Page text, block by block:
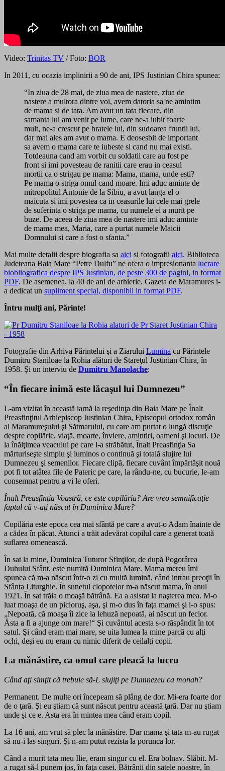
Video: Trinitas TV / Foto: BOR
In 2011, cu ocazia implinirii a 90 de ani, IPS Justinian Chira spunea:
“In ziua de 28 mai, de ziua mea de nastere, ziua de
nastere a multora dintre voi, avem datoria sa ne amintim
de mama si de tata. Am avut un tata fiecare, din
samanta lui am venit pe lume, care ne-a iubit foarte
mult, ne-a crescut pe bratele lui, din sudoarea fruntii lui,
dar mai ales am avut o mama. E deosesbit de important
sa avem o mama care te iubeste si cand nu mai existi.
Totdeauna cand am vorbit cu soldatii care au fost pe
front si imi povesteau de ranitii care erau in ceasul
mortii ca o strigau pe mama: Mama, mama, unde esti?
Pe mama o striga omul cand moare. Imi aduc aminte de
mitropolitul Antonie de la Sibiu, a avut langa el o
maicuta si imi povestea ca in ceasurile lui cele mai grele
de suferinta o striga pe mama, cu numele ei a murit pe
buze. De aceea de ziua mea de nastere imi aduc aminte
de mama mea, Maria, care a purtat numele Maicii
Domnului si care a fost o sfanta.”
Mai multe detalii despre biografia sa aici si fotografii aici. Biblioteca
Judeteana Baia Mare “Petre Dulfu” ne ofera o impresionanta lucrare
biobliografica despre IPS Justinian, de peste 300 de pagini, in format
PDF. De asemenea, la 40 de ani de arhierie, Gazeta de Maramures i-
a dedicat un supliment special, disponibil in format PDF.
Întru mulţi ani, Părinte!
Fotografie din Arhiva Părintelui şi a Ziarului Lumina cu Părintele
Dumitru Staniloae la Rohia alături de Stareţul Justinian Chira, în
1958. Şi un interviu de Dumitru Manolache:
“În fiecare inimă este lăcaşul lui Dumnezeu”
L-am vizitat în această iarnă la reşedinţa din Baia Mare pe Înalt
Preasfinţitul Arhiepiscop Justinian Chira, Episcopul ortodox român
al Maramureşului şi Sătmarului, cu care am purtat o lungă discuţie
despre copilărie, viaţă, moarte, înviere, amintiri, oameni şi locuri. De
la înălţimea veacului pe care l-a străbătut, Înalt Preasfinţia Sa
mărturiseşte simplu şi luminos o continuă şi totală slujire lui
Dumnezeu şi semenilor. Fiecare clipă, fiecare cuvânt împărtăşit nouă
pot fi tot atâtea file de Pateric pe care, la rându-ne, cu bucurie, le-am
consemnat pentru a vi le oferi.
Înalt Preasfinţia Voastră, ce este copilăria? Are vreo semnificaţie
faptul că v-aţi născut în Duminica Mare?
Copilăria este epoca cea mai sfântă pe care a avut-o Adam înainte de
a cădea în păcat. Atunci a trăit adevărat copilul care a generat toată
suflarea omenească.
În sat la mine, Duminica Tuturor Sfinţilor, de după Pogorârea
Duhului Sfânt, este numită Duminica Mare. Mama mereu îmi
spunea că m-a născut într-o zi cu multă lumină, când intrau preoţii în
Sfânta Liturghie. În sunetul clopotelor m-a născut mama, în anul
1921. În sat trăia o moaşă bătrână. Ea a asistat la naşterea mea. M-o
luat moaşa de un picioruş, aşa, şi m-o dus în faţa mamei şi i-o spus:
„Nepoată, că moaşa îi zice la lehuză nepoată, ai născut un fecior.
Ăsta a fi a ajunge om mare!“ Şi cuvântul acesta s-o răspândit în tot
satul. Şi când eram mai mare, se uita lumea la mine parcă cu alţi
ochi, deşi eu nu eram cu nimic diferit de ceilalţi copii.
La mănăstire, ca omul care pleacă la lucru
Când aţi simţit că trebuie să-L slujiţi pe Dumnezeu ca monah?
Permanent. De multe ori începeam să plâng de dor. Mi-era foarte dor
de o ţară. Şi eu ştiam că sunt născut pentru această ţară. Dar nu ştiam
unde şi ce e. Asta era în mintea mea când eram copil.
La 16 ani, am vrut să plec la mănăstire. Dar mama şi tata m-au rugat
să nu-i las singuri. Şi n-am putut rezista la porunca lor.
Când a murit tata meu Ilie, eram singur cu el. Era bolnav. Slăbit. M-
a rugat să-l punem jos, în faţa casei. Bătrânii din satele noastre, în